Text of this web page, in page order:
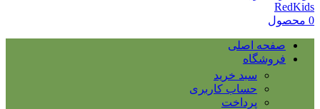
0 محصول
صفحه اصلی
فروشگاه
سبد خرید
حساب کاربری
پرداخت